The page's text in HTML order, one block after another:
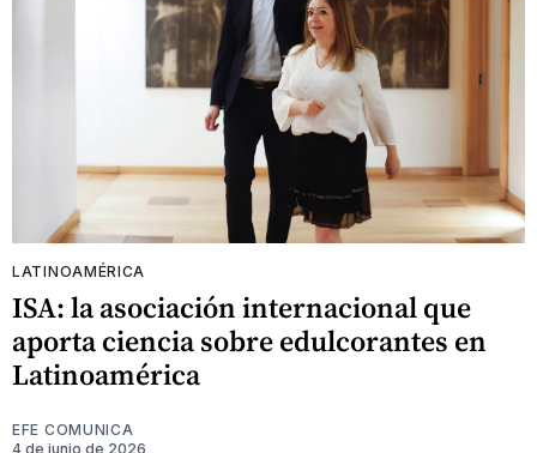
LATINOAMÉRICA
ISA: la asociación internacional que
aporta ciencia sobre edulcorantes en
Latinoamérica
EFE COMUNICA
4 de junio de 2026